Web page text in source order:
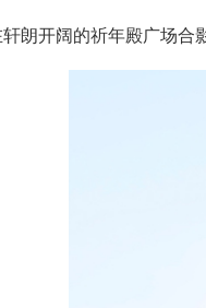
开阔的祈年殿广场合